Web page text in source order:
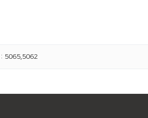
: 5065,5062